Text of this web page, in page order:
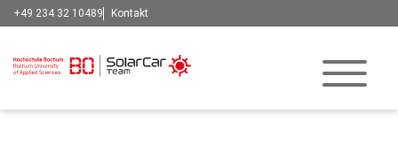
+49 234 32 10489 Kontakt